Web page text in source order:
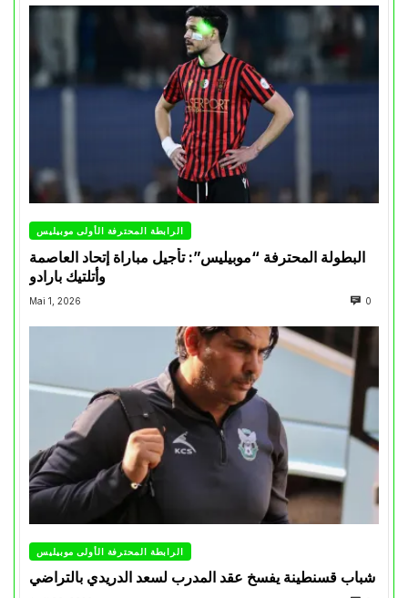
الرابطة المحترفة الأولى موبيليس
البطولة المحترفة “موبيليس”: تأجيل مباراة إتحاد العاصمة
وأتلتيك بارادو
Mai 1, 2026 0
الرابطة المحترفة الأولى موبيليس
شباب قسنطينة يفسخ عقد المدرب لسعد الدريدي بالتراضي